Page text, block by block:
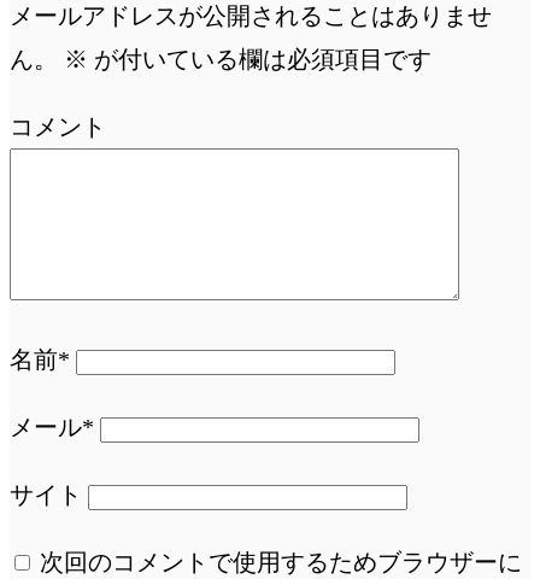
メールアドレスが公開されることはありませ
ん。
※ が付いている欄は必須項目です
コメント
名前*
メール*
サイト
次回のコメントで使用するためブラウザーに